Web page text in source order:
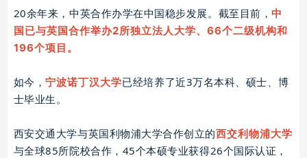
20余年来，中英合作办学在中国稳步发展。 截至目前，中
国已与英国合作举办2所独立法人大学、66个二级机构和
196个项目。
如今，宁波诺丁汉大学已经培养了近3万名本科、硕士、博
士毕业生。
西安交通大学与英国利物浦大学合作创立的西交利物浦大学
与全球85所院校合作，45个本硕专业获得26个国际认证，